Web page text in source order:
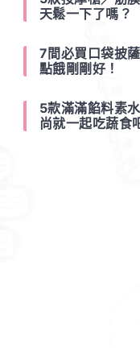
天鬆一下了嗎？
7間必買口袋披
點餓剛剛好！
5款滿滿餡料素
尚就一起吃蔬食